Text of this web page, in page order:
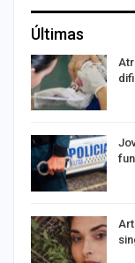
Últimas